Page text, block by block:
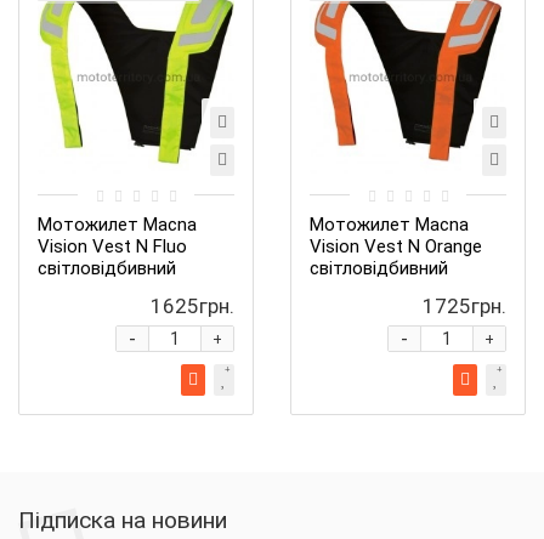
Мотожилет Macna
Vision Vest N Fluo
світловідбивний
1625грн.
+
-
Мотожилет Macna
Vision Vest N Orange
світловідбивний
1725грн.
+
-
Підписка на новини